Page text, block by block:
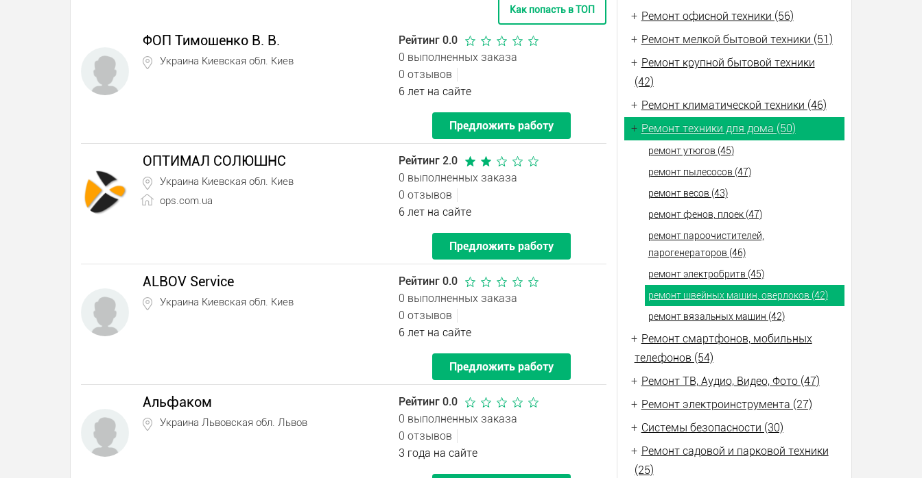
Как попасть в ТОП
ФОП Тимошенко В. В.
Украина Киевская обл. Киев
Рейтинг 0.0
0 выполненных заказа
0 отзывов
6 лет на сайте
Предложить работу
ОПТИМАЛ СОЛЮШНС
Украина Киевская обл. Киев
ops.com.ua
Рейтинг 2.0
0 выполненных заказа
0 отзывов
6 лет на сайте
Предложить работу
ALBOV Service
Украина Киевская обл. Киев
Рейтинг 0.0
0 выполненных заказа
0 отзывов
6 лет на сайте
Предложить работу
Альфаком
Украина Львовская обл. Львов
Рейтинг 0.0
0 выполненных заказа
0 отзывов
3 года на сайте
+ Ремонт офисной техники (56)
+ Ремонт мелкой бытовой техники (51)
+ Ремонт крупной бытовой техники
(42)
+ Ремонт климатической техники (46)
+ Ремонт техники для дома (50)
ремонт утюгов (45)
ремонт пылесосов (47)
ремонт весов (43)
ремонт фенов, плоек (47)
ремонт пароочистителей,
парогенераторов (46)
ремонт электробритв (45)
ремонт швейных машин, оверлоков (42)
ремонт вязальных машин (42)
+ Ремонт смартфонов, мобильных
телефонов (54)
+ Ремонт ТВ, Аудио, Видео, Фото (47)
+ Ремонт электроинструмента (27)
+ Системы безопасности (30)
+ Ремонт садовой и парковой техники
(25)